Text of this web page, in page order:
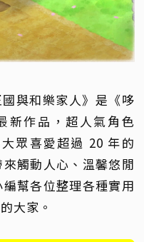
與和樂家人》是《哆
新作品，超人氣角色
眾喜愛超過 20 年的
觸動人心、溫馨悠閒
幫各位整理各種實用
大家。